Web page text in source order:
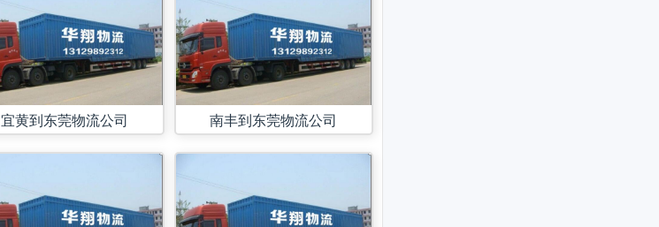
宜黄到东莞物流公司 南丰到东莞物流公司